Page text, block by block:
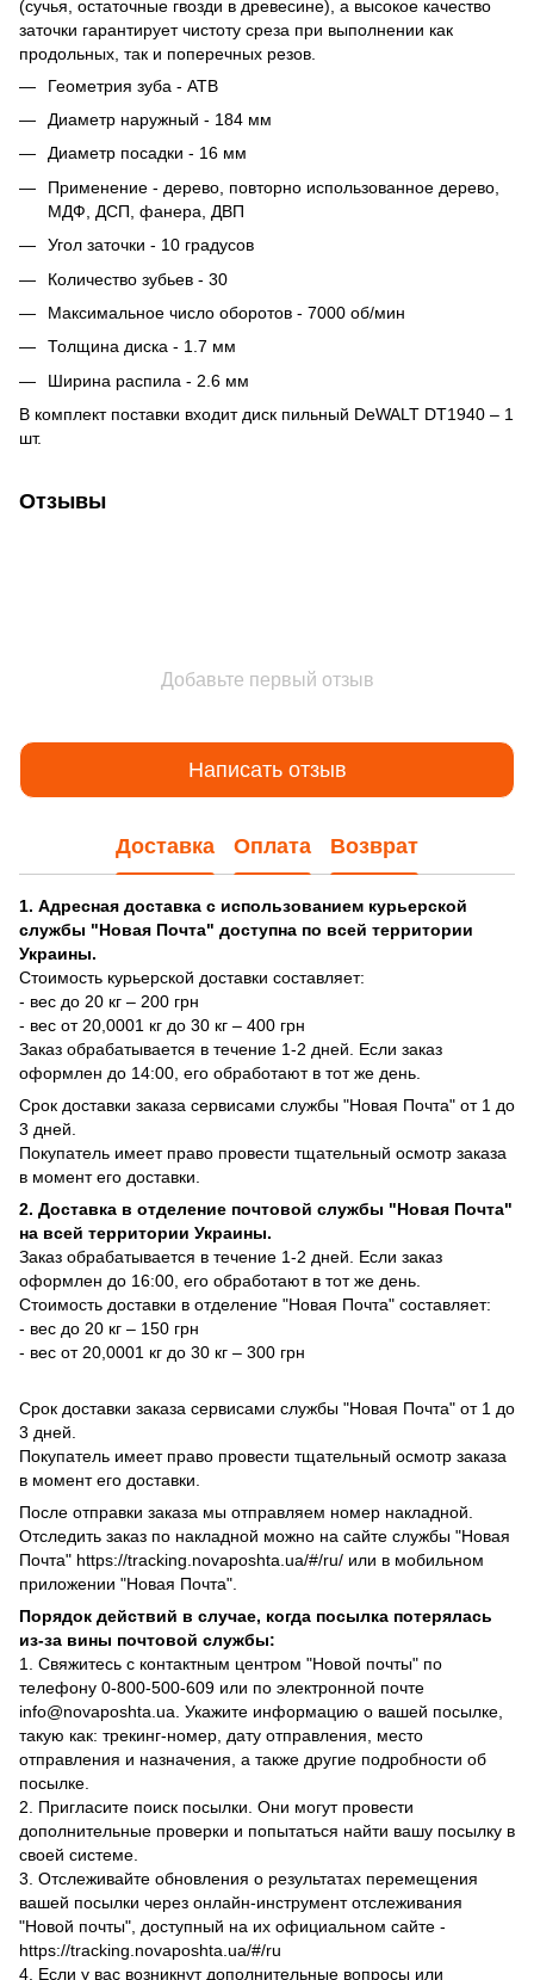
(сучья, остаточные гвозди в древесине), а высокое качество
заточки гарантирует чистоту среза при выполнении как
продольных, так и поперечных резов.
Геометрия зуба - ATB
Диаметр наружный - 184 мм
Диаметр посадки - 16 мм
Применение - дерево, повторно использованное дерево,
МДФ, ДСП, фанера, ДВП
Угол заточки - 10 градусов
Количество зубьев - 30
Максимальное число оборотов - 7000 об/мин
Толщина диска - 1.7 мм
Ширина распила - 2.6 мм
В комплект поставки входит диск пильный DeWALT DT1940 – 1
шт.
Отзывы
Добавьте первый отзыв
Написать отзыв
Доставка Оплата Возврат
1. Адресная доставка с использованием курьерской
службы "Новая Почта" доступна по всей территории
Украины.
Стоимость курьерской доставки составляет:
- вес до 20 кг – 200 грн
- вес от 20,0001 кг до 30 кг – 400 грн
Заказ обрабатывается в течение 1-2 дней. Если заказ
оформлен до 14:00, его обработают в тот же день.
Срок доставки заказа сервисами службы "Новая Почта" от 1 до
3 дней.
Покупатель имеет право провести тщательный осмотр заказа
в момент его доставки.
2. Доставка в отделение почтовой службы "Новая Почта"
на всей территории Украины.
Заказ обрабатывается в течение 1-2 дней. Если заказ
оформлен до 16:00, его обработают в тот же день.
Стоимость доставки в отделение "Новая Почта" составляет:
- вес до 20 кг – 150 грн
- вес от 20,0001 кг до 30 кг – 300 грн
Срок доставки заказа сервисами службы "Новая Почта" от 1 до
3 дней.
Покупатель имеет право провести тщательный осмотр заказа
в момент его доставки.
После отправки заказа мы отправляем номер накладной.
Отследить заказ по накладной можно на сайте службы "Новая
Почта" https://tracking.novaposhta.ua/#/ru/ или в мобильном
приложении "Новая Почта".
Порядок действий в случае, когда посылка потерялась
из-за вины почтовой службы:
1. Свяжитесь с контактным центром "Новой почты" по
телефону 0-800-500-609 или по электронной почте
info@novaposhta.ua. Укажите информацию о вашей посылке,
такую как: трекинг-номер, дату отправления, место
отправления и назначения, а также другие подробности об
посылке.
2. Пригласите поиск посылки. Они могут провести
дополнительные проверки и попытаться найти вашу посылку в
своей системе.
3. Отслеживайте обновления о результатах перемещения
вашей посылки через онлайн-инструмент отслеживания
"Новой почты", доступный на их официальном сайте -
https://tracking.novaposhta.ua/#/ru
4. Если у вас возникнут дополнительные вопросы или